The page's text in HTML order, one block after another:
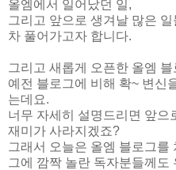
올엠에서 일어났던 일,
그리고 앞으로 생겨날 많은
차 풀어가고자 합니다.
그리고 새롭게 오픈한 올엠 블
예전 블로그에 비해 확~ 변신
는데요.
너무 자세히 설명드리면 앞으
재미가 사라지겠죠?
그래서 오늘은 올엠 블로그를
그에 깜짝 놀란 독자분들께도